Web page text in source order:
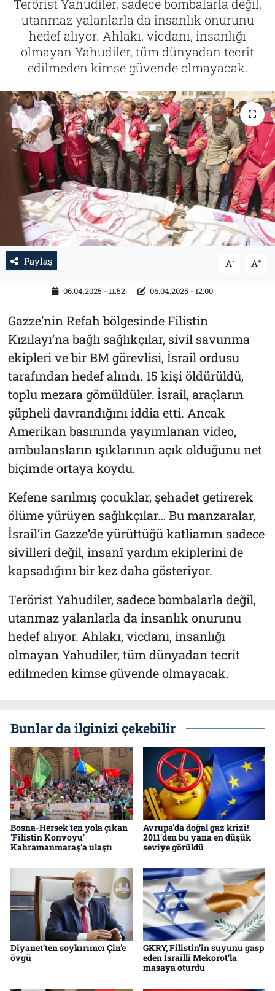
Terörist Yahudiler, sadece bombalarla değil,
utanmaz yalanlarla da insanlık onurunu
hedef alıyor. Ahlakı, vicdanı, insanlığı
olmayan Yahudiler, tüm dünyadan tecrit
edilmeden kimse güvende olmayacak.
Paylaş A- A+
06.04.2025 - 11:52 06.04.2025 - 12:00
Gazze’nin Refah bölgesinde Filistin
Kızılayı’na bağlı sağlıkçılar, sivil savunma
ekipleri ve bir BM görevlisi, İsrail ordusu
tarafından hedef alındı. 15 kişi öldürüldü,
toplu mezara gömüldüler. İsrail, araçların
şüpheli davrandığını iddia etti. Ancak
Amerikan basınında yayımlanan video,
ambulansların ışıklarının açık olduğunu net
biçimde ortaya koydu.
Kefene sarılmış çocuklar, şehadet getirerek
ölüme yürüyen sağlıkçılar… Bu manzaralar,
İsrail’in Gazze’de yürüttüğü katliamın sadece
sivilleri değil, insanî yardım ekiplerini de
kapsadığını bir kez daha gösteriyor.
Terörist Yahudiler, sadece bombalarla değil,
utanmaz yalanlarla da insanlık onurunu
hedef alıyor. Ahlakı, vicdanı, insanlığı
olmayan Yahudiler, tüm dünyadan tecrit
edilmeden kimse güvende olmayacak.
Bunlar da ilginizi çekebilir
Bosna-Hersek'ten yola çıkan
'Filistin Konvoyu'
Kahramanmaraş'a ulaştı
Avrupa'da doğal gaz krizi!
2011'den bu yana en düşük
seviye görüldü
Diyanet’ten soykırımcı Çin'e
övgü
GKRY, Filistin’in suyunu gasp
eden İsrailli Mekorot’la
masaya oturdu
Tarih
İletişim
Künye